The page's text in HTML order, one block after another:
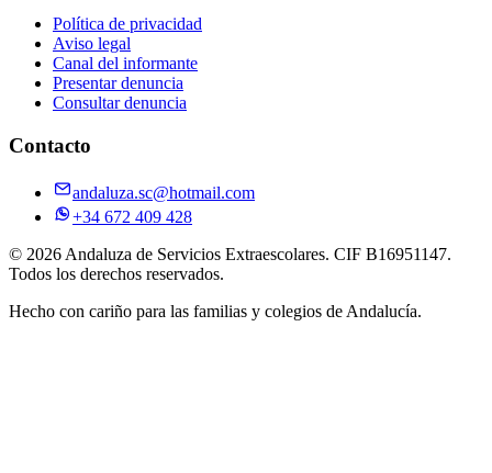
Política de privacidad
Aviso legal
Canal del informante
Presentar denuncia
Consultar denuncia
Contacto
andaluza.sc@hotmail.com
+34 672 409 428
© 2026 Andaluza de Servicios Extraescolares. CIF B16951147.
Todos los derechos reservados.
Hecho con cariño para las familias y colegios de Andalucía.